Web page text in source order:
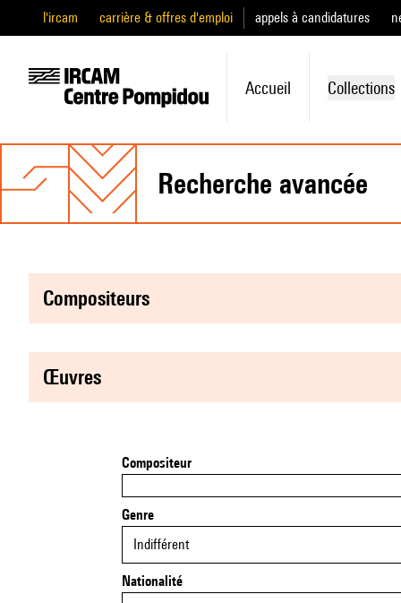
l'ircam carrière & offres d'emploi appels à candidatures
Accueil Collections
recherche avancée
compositeurs
œuvres
Compositeur
Genre
Indifférent
Nationalité